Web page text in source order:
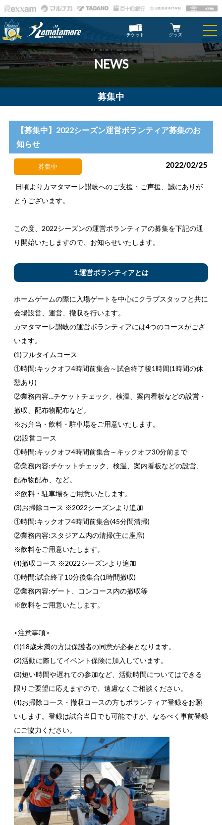
チケット グッズ
NEWS
募集中
【募集中】2022シーズン運営ボランティア募集のお
知らせ
募集中 2022/02/25
日頃よりカマタマーレ讃岐へのご支援・ご声援、誠にありが
とうございます。
この度、2022シーズンの運営ボランティアの募集を下記の通
り開始いたしますので、お知らせいたします。
1.運営ボランティアとは
ホームゲームの際に入場ゲートを中心にクラブスタッフと共に
会場設営、運営、撤収を行います。
カマタマーレ讃岐の運営ボランティアには4つのコースがござ
います。
(1)フルタイムコース
①時間:キックオフ4時間前集合～試合終了後1時間(1時間の休
憩あり)
②業務内容…チケットチェック、検温、案内看板などの設営・
撤収、配布物配布など。
※お弁当・飲料・駐車場をご用意いたします。
(2)設営コース
①時間:キックオフ4時間前集合～キックオフ30分前まで
②業務内容:チケットチェック、検温、案内看板などの設営、
配布物配布、など。
※飲料・駐車場をご用意いたします。
(3)お掃除コース ※2022シーズンより追加
①時間:キックオフ4時間前集合(45分間清掃)
②業務内容:スタジアム内の清掃(主に座席)
※飲料をご用意いたします。
(4)撤収コース ※2022シーズンより追加
①時間:試合終了10分後集合(1時間撤収)
②業務内容:ゲート、コンコース内の撤収等
※飲料をご用意いたします。
<注意事項>
(1)18歳未満の方は保護者の同意が必要となります。
(2)活動に際してイベント保険に加入しています。
(3)短い時間や遅れての参加など、活動時間についてはできる
限りご要望に応えますので、遠慮なくご相談ください。
(4)お掃除コース・撤収コースの方もボランティア登録をお願
いします。登録は試合当日でも可能ですが、なるべく事前登録
にご協力ください。